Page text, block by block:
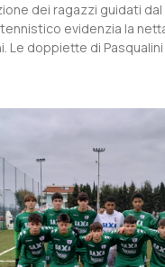
dei ragazzi guidati dal
evidenzia la
Le doppiette di Pasqualini